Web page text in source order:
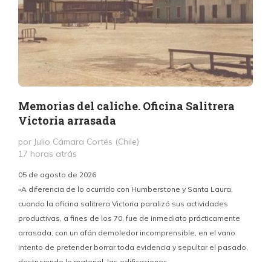
Memorias del caliche. Oficina Salitrera
Victoria arrasada
por Julio Cámara Cortés (Chile)
17 horas atrás
05 de agosto de 2026
«A diferencia de lo ocurrido con Humberstone y Santa Laura,
cuando la oficina salitrera Victoria paralizó sus actividades
productivas, a fines de los 70, fue de inmediato prácticamente
arrasada, con un afán demoledor incomprensible, en el vano
intento de pretender borrar toda evidencia y sepultar el pasado,